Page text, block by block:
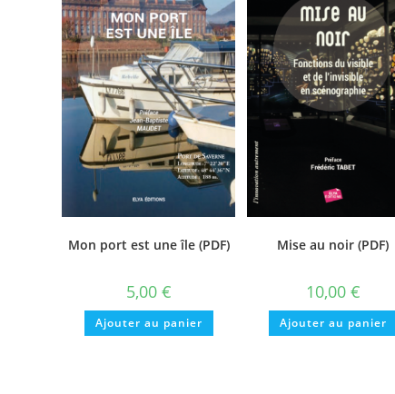
Mon port est une île (PDF)
5,00 €
Ajouter au panier
Mise au noir (PDF)
10,00 €
Ajouter au panier